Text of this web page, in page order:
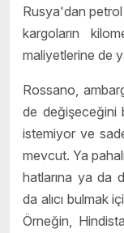
Rusya'dan petrol
kargoların
maliyetlerine de
Rossano,
de değişeceğini
istemiyor ve
mevcut. Ya
hatlarına ya da
da alıcı bulmak
Örneğin,